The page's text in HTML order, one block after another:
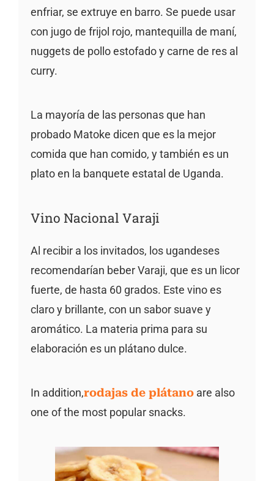
enfriar, se extruye en barro. Se puede usar
con jugo de frijol rojo, mantequilla de maní,
nuggets de pollo estofado y carne de res al
curry.
La mayoría de las personas que han
probado Matoke dicen que es la mejor
comida que han comido, y también es un
plato en la banquete estatal de Uganda.
Vino Nacional Varaji
Al recibir a los invitados, los ugandeses
recomendarían beber Varaji, que es un licor
fuerte, de hasta 60 grados. Este vino es
claro y brillante, con un sabor suave y
aromático. La materia prima para su
elaboración es un plátano dulce.
In addition,rodajas de plátanoare also
one of the most popular snacks.